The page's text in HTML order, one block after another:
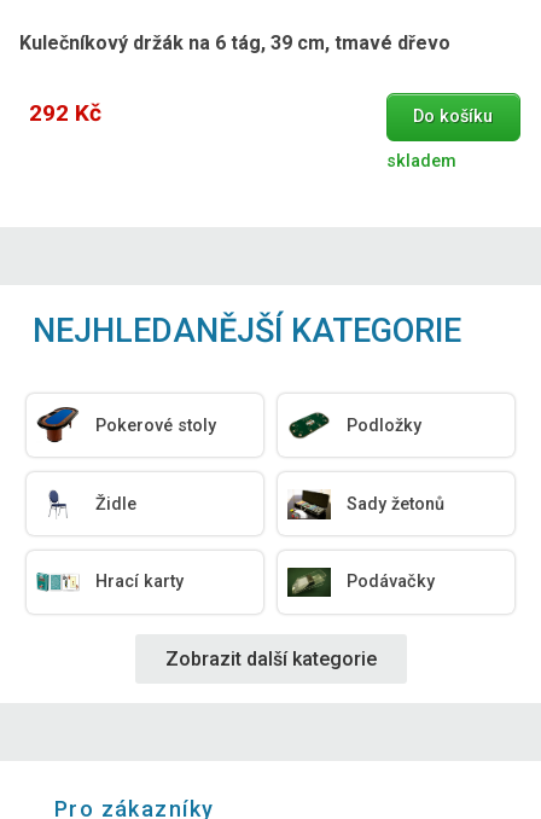
Kulečníkový držák na 6 tág, 39 cm, tmavé dřevo
292 Kč Do košíku
skladem
NEJHLEDANĚJŠÍ KATEGORIE
Pokerové stoly Podložky
Židle Sady žetonů
Hrací karty Podávačky
Zobrazit další kategorie
Pro zákazníky